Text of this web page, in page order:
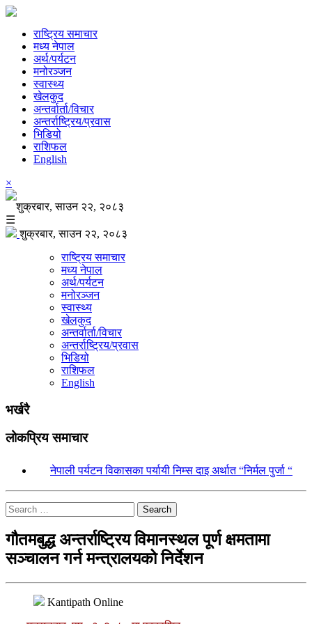
राष्ट्रिय समाचार
मध्य नेपाल
अर्थ/पर्यटन
मनोरञ्जन
स्वास्थ्य
खेलकुद
अन्तर्वार्ता/विचार
अन्तर्राष्ट्रिय/प्रवास
भिडियो
राशिफल
English
×
शुक्रबार, साउन २२, २०८३
☰
शुक्रबार, साउन २२, २०८३
राष्ट्रिय समाचार
मध्य नेपाल
अर्थ/पर्यटन
मनोरञ्जन
स्वास्थ्य
खेलकुद
अन्तर्वार्ता/विचार
अन्तर्राष्ट्रिय/प्रवास
भिडियो
राशिफल
English
भर्खरै
लोकप्रिय समाचार
नेपाली पर्यटन विकासका पर्यायी निम्स दाइ अर्थात “निर्मल पुर्जा “
Search
गौतमबुद्ध अन्तर्राष्ट्रिय विमानस्थल पूर्ण क्षमतामा
सञ्चालन गर्न मन्त्रालयको निर्देशन
Kantipath Online